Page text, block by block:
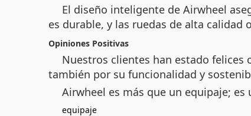
El diseño inteligente de Airwheel
es durable, y las ruedas de alta
Opiniones Positivas
Nuestros clientes han estado felices
también por su funcionalidad y
Airwheel es más que un equipaje; es
equipaje